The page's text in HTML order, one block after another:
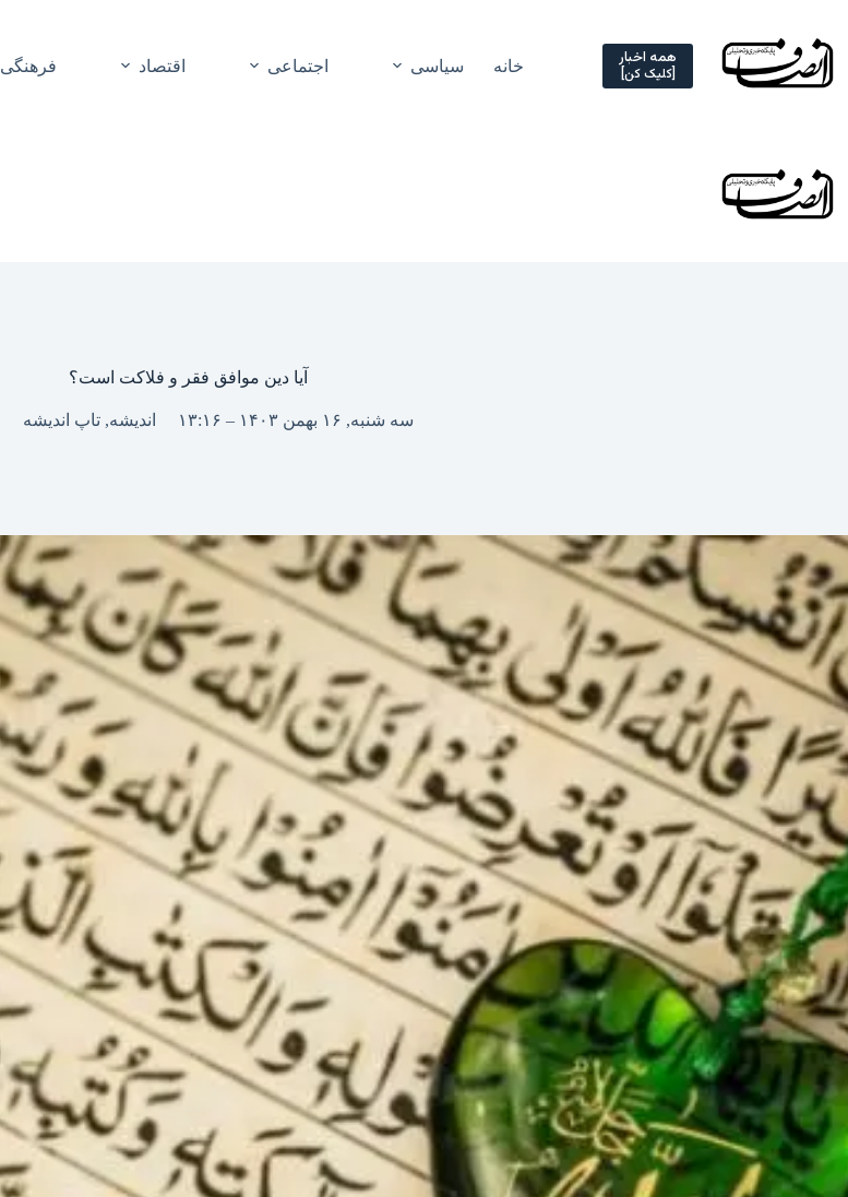
content
همه اخبار
[کلیک کن] خانه سیاسی اجتماعی اقتصاد فرهنگی
آیا دین موافق فقر و فلاکت است؟
سه شنبه, ۱۶ بهمن ۱۴۰۳ – ۱۳:۱۶ اندیشه,تاپ اندیشه